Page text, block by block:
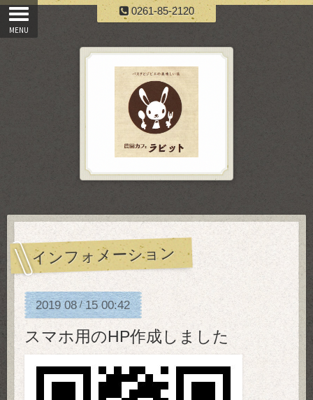
0261-85-2120
インフォメーション
2019 08/15 00:42
スマホ用のHP作成しました